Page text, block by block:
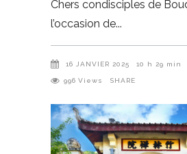
Chers condisciples de
l’occasion de
16 JANVIER 2025 10 h 29 min
996 Views SHARE